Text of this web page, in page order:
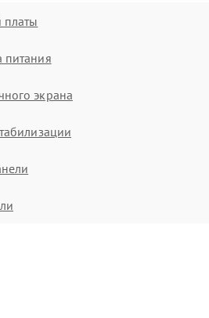
платы
питания
экрана